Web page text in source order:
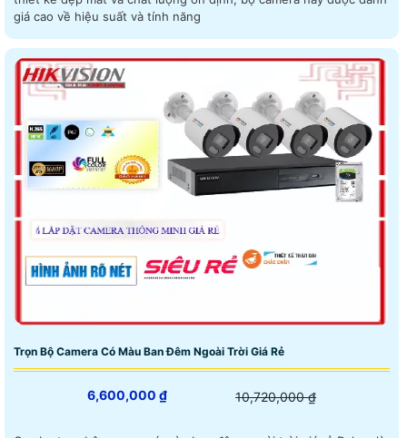
giá cao về hiệu suất và tính năng
Trọn Bộ Camera Có Màu Ban Đêm Ngoài Trời Giá Rẻ
6,600,000 ₫ 10,720,000 ₫